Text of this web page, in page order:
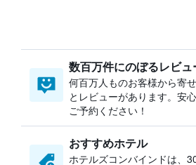
数百万件にのぼるレビュ
何百万人ものお客様から寄
とレビューがあります。安
ご予約ください！
おすすめホテル
ホテルズコンバインドは、